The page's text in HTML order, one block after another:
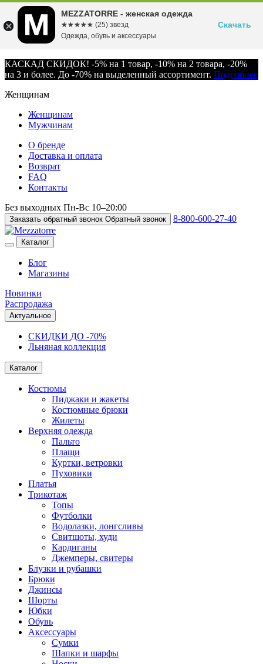
КАСКАД СКИДОК! -5% на 1 товар, -10% на 2 товара, -20%
на 3 и более. До -70% на выделенный ассортимент. Подробнее
Женщинам
Женщинам
Мужчинам
О бренде
Доставка и оплата
Возврат
FAQ
Контакты
Без выходных Пн-Вс 10–20:00
Заказать обратный звонок Обратный звонок 8-800-600-27-40
Каталог
Блог
Магазины
Новинки
Распродажа
Актуальное
СКИДКИ ДО -70%
Льняная коллекция
Каталог
Костюмы
Пиджаки и жакеты
Костюмные брюки
Жилеты
Верхняя одежда
Пальто
Плащи
Куртки, ветровки
Пуховики
Платья
Трикотаж
Топы
Футболки
Водолазки, лонгсливы
Свитшоты, худи
Кардиганы
Джемперы, свитеры
Блузки и рубашки
Брюки
Джинсы
Шорты
Юбки
Обувь
Аксессуары
Сумки
Шапки и шарфы
MEZZATORRE - женская одежда
☆☆☆☆☆
★★★★★ (25) звезд
Одежда, обувь и аксессуары
Скачать